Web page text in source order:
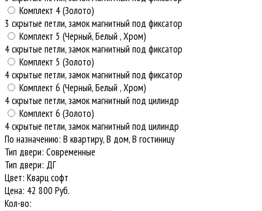
Комплект 4 (Золото)
3 скрытые петли, замок магнитный под фиксатор
Комплект 5 (Черный, Белый , Хром)
4 скрытые петли, замок магнитный под фиксатор
Комплект 5 (Золото)
4 скрытые петли, замок магнитный под фиксатор
Комплект 6 (Черный, Белый , Хром)
4 скрытые петли, замок магнитный под цилиндр
Комплект 6 (Золото)
4 скрытые петли, замок магнитный под цилиндр
По назначению: В квартиру, В дом, В гостиницу
Тип двери: Современные
Тип двери: ДГ
Цвет: Кварц софт
Цена: 42 800 Руб.
Кол-во: